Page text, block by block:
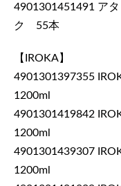
4901301451491 ア
ク 55本
【IROKA】
4901301397355
1200ml
4901301419842
1200ml
4901301439307
1200ml